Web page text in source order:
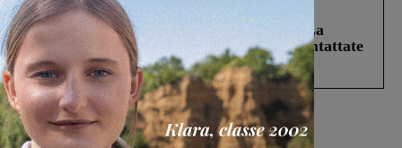
Cronaca 5 Agosto 2026
Continuano le ricerche di Miah Billal. La
Prefettura: “In caso di avvistamento contattate
il 112”